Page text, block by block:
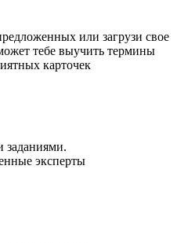
или загрузи свое
тебе выучить термины
карточек
эксперты